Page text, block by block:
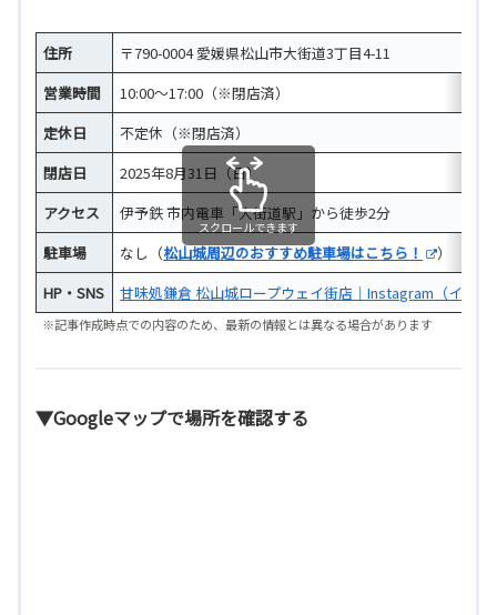
住所
〒790-0004 愛媛県松山市大街道3丁目4-11
営業時間
10:00～17:00（※閉店済）
定休日
不定休（※閉店済）
閉店日
2025年8月31日（日）
アクセス
伊予鉄 市内電車「大街道駅」から徒歩2分
駐車場
なし（松山城周辺のおすすめ駐車場はこちら！
）
HP・SNS
甘味処鎌倉 松山城ロープウェイ街店｜Instagram（インス
スクロールできます
※記事作成時点での内容のため、最新の情報とは異なる場合があります
▼Googleマップで場所を確認する